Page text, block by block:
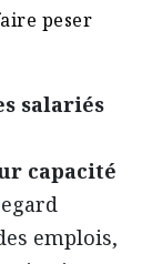
peser
salariés
capacité
emplois,